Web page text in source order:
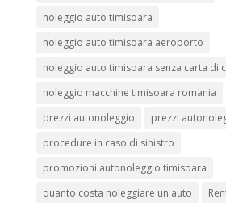
noleggio auto timisoara
noleggio auto timisoara aeroporto
noleggio auto timisoara senza carta di
noleggio macchine timisoara romania
prezzi autonoleggio
prezzi
procedure in caso di sinistro
promozioni autonoleggio timisoara
quanto costa noleggiare un auto